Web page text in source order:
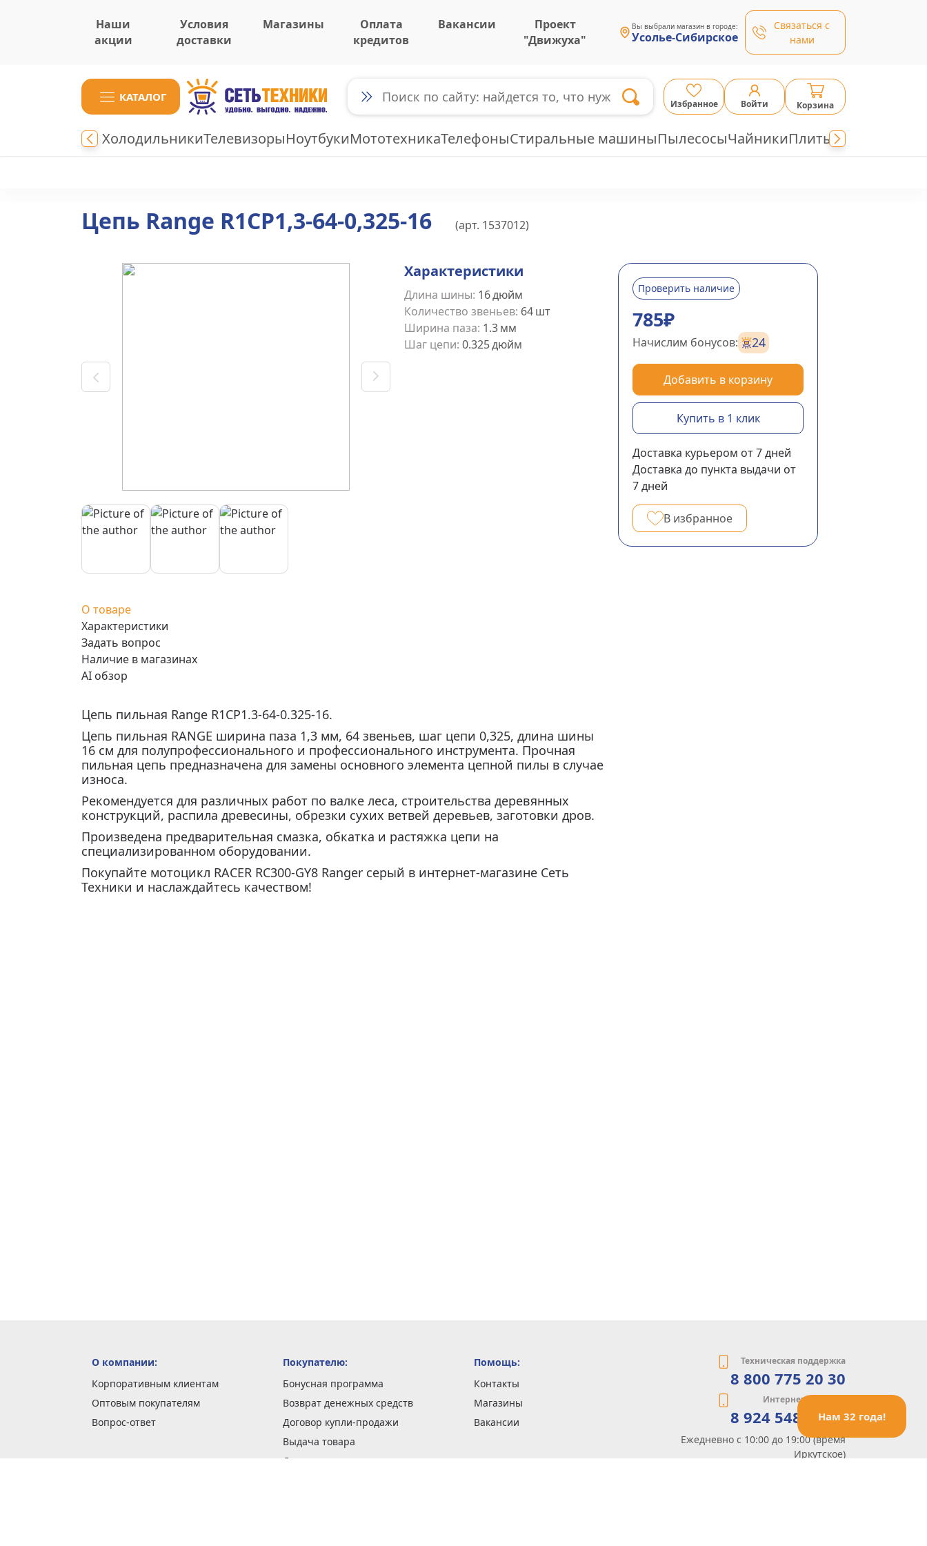
Наши
акции
Условия
доставки
Магазины
Оплата
кредитов
Вакансии
Проект
"Движуха"
Вы выбрали магазин в городе:
Усолье-Сибирское
Связаться с
нами
КАТАЛОГ
Избранное Войти Корзина
ХолодильникиТелевизорыНоутбукиМототехникаТелефоныСтиральные машиныПылесосыЧайникиПлиты
Нам 32 года!
Цепь Range R1CP1,3-64-0,325-16 (арт. 1537012)
785₽
Проверить наличие
Начислим бонусов: 24
Добавить в корзину
Купить в 1 клик
Доставка курьером от 7дней
Доставка до пункта выдачи от
7дней
В избранное
Характеристики
Длина шины: 16дюйм
Количество звеньев: 64шт
Ширина паза: 1.3мм
Шаг цепи: 0.325дюйм
О товаре
Характеристики
Задать вопрос
Наличие в магазинах
AI обзор
Цепь пильная Range R1CP1.3-64-0.325-16.
Цепь пильная RANGE ширина паза 1,3 мм, 64 звеньев, шаг цепи 0,325, длина шины
16 см для полупрофессионального и профессионального инструмента. Прочная
пильная цепь предназначена для замены основного элемента цепной пилы в случае
износа.
Рекомендуется для различных работ по валке леса, строительства деревянных
конструкций, распила древесины, обрезки сухих ветвей деревьев, заготовки дров.
Произведена предварительная смазка, обкатка и растяжка цепи на
специализированном оборудовании.
Покупайте мотоцикл RACER RC300-GY8 Ranger серый в интернет-магазине Сеть
Техники и наслаждайтесь качеством!
О компании:
Корпоративным клиентам
Оптовым покупателям
Вопрос-ответ
Покупателю:
Бонусная программа
Возврат денежных средств
Договор купли-продажи
Выдача товара
Доставка заказов
Помощь:
Контакты
Магазины
Вакансии
Техническая поддержка
8 800 775 20 30
Интернет-магазин
8 924 548 85 07
Ежедневно с 10:00 до 19:00 (время
Иркутское)